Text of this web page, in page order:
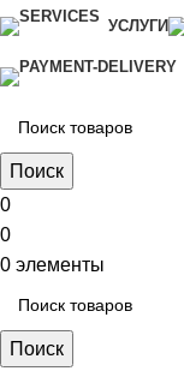
УСЛУГИ
Поиск
0
0
0 элементы
Поиск